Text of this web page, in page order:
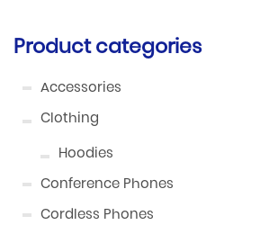
Product categories
Accessories
Clothing
Hoodies
Conference Phones
Cordless Phones